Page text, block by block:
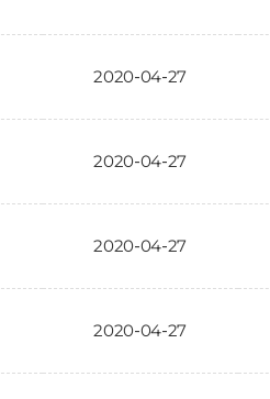
2020-04-27
2020-04-27
2020-04-27
2020-04-27